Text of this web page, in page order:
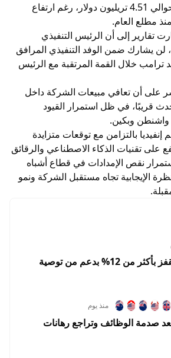
بلغت قيمتها السوقية حوالي 4.51 تريليون دولار، رغم ارتفاع
تقارير إلى أن الرئيس التنفيذي
لن يشارك ضمن الوفد التنفيذي المرافق
ترامب خلال القمة المرتقبة مع الرئيس
على أن تعافي مبيعات الشركة داخل
قريبًا، في ظل استمرار القيود
واشنطن وبكين.
إنفيديا بالتزامن مع توقعات متزايدة
على تقنيات الذكاء الاصطناعي والرقائق
نقص الإمدادات في قطاع أشباه
الإيجابية تجاه مستقبل الشركة ونمو
سهم سبيس إكس يقفز بأكثر من 12% بدعم من توصية
منذ يوم
صدمة الوظائف وتراجع رهانات